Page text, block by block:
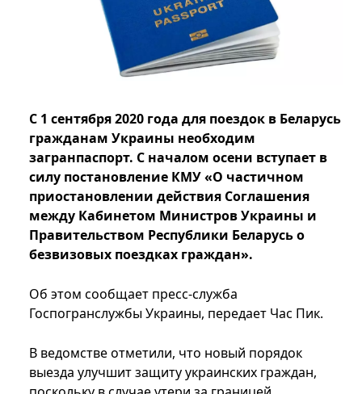
С 1 сентября 2020 года для поездок в Беларусь
гражданам Украины необходим
загранпаспорт. С началом осени вступает в
силу постановление КМУ «О частичном
приостановлении действия Соглашения
между Кабинетом Министров Украины и
Правительством Республики Беларусь о
безвизовых поездках граждан».
Об этом сообщает пресс-служба
Госпогранслужбы Украины, передает Час Пик.
В ведомстве отметили, что новый порядок
выезда улучшит защиту украинских граждан,